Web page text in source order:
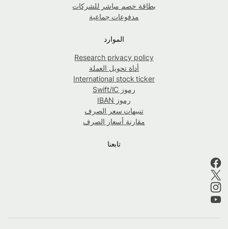
بطاقة خصم مباشر للشركات
مدفوعات جماعية
الموارد
Research privacy policy
أداة تحويل العملة
International stock ticker
رموز Swift/IC
رموز IBAN
تنبيهات سعر الصرف
مقارنة أسعار الصرف
تابعنا